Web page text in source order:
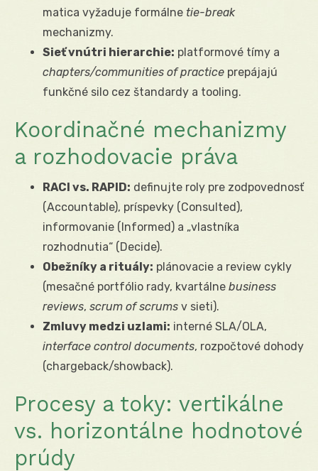
matica vyžaduje formálne tie-break
mechanizmy.
Sieť vnútri hierarchie: platformové tímy a
chapters/communities of practice prepájajú
funkčné silo cez štandardy a tooling.
Koordinačné mechanizmy
a rozhodovacie práva
RACI vs. RAPID: definujte roly pre zodpovednosť
(Accountable), príspevky (Consulted),
informovanie (Informed) a „vlastníka
rozhodnutia“ (Decide).
Obežníky a rituály: plánovacie a review cykly
(mesačné portfólio rady, kvartálne business
reviews, scrum of scrums v sieti).
Zmluvy medzi uzlami: interné SLA/OLA,
interface control documents, rozpočtové dohody
(chargeback/showback).
Procesy a toky: vertikálne
vs. horizontálne hodnotové
prúdy